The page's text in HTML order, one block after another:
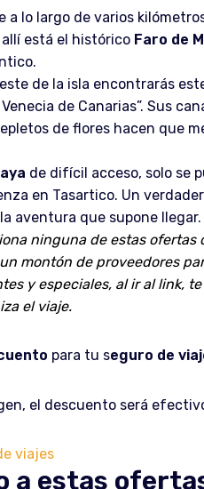
a lo largo de varios
está el histórico Faro de
de la isla encontrarás
de Canarias”. Sus
de flores hacen que
de difícil acceso, solo se
en Tasartico. Un
aventura que supone llegar.
ninguna de estas ofertas
montón de proveedores
y especiales, al ir al link,
el viaje.
para tu seguro de
el descuento será
a estas